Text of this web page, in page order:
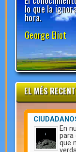
EL MÉS RECENT